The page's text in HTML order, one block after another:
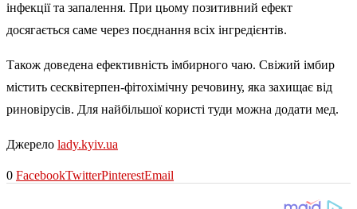
інфекції та запалення. При цьому позитивний ефект
досягається саме через поєднання всіх інгредієнтів.
Також доведена ефективність імбирного чаю. Свіжий імбир
містить сесквітерпен-фітохімічну речовину, яка захищає від
риновірусів. Для найбільшої користі туди можна додати мед.
Джерело lady.kyiv.ua
0 FacebookTwitterPinterestEmail